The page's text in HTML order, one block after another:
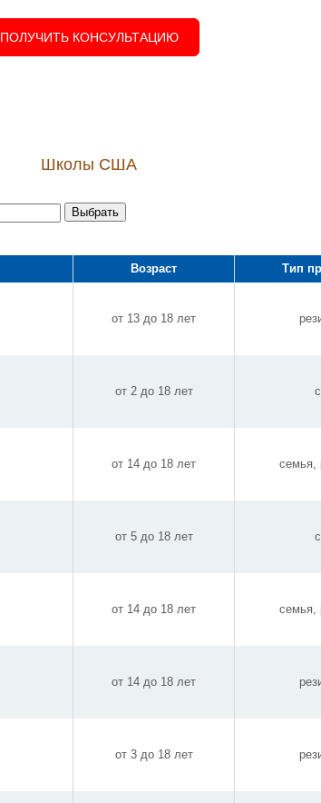
ПОЛУЧИТЬ КОНСУЛЬТАЦИЮ
Школы США
Выбрать
Возраст Тип
от 13 до 18 лет
от 2 до 18 лет
от 14 до 18 лет семья,
от 5 до 18 лет
от 14 до 18 лет семья,
от 14 до 18 лет
от 3 до 18 лет